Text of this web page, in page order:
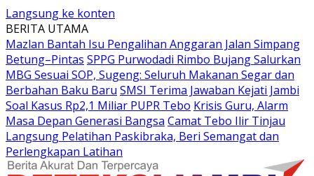
Langsung ke konten
BERITA UTAMA
Mazlan Bantah Isu Pengalihan Anggaran Jalan Simpang
Betung–Pintas SPPG Purwodadi Rimbo Bujang Salurkan
MBG Sesuai SOP, Sugeng: Seluruh Makanan Segar dan
Berbahan Baku Baru SMSI Terima Jawaban Kejati Jambi
Soal Kasus Rp2,1 Miliar PUPR Tebo Krisis Guru, Alarm
Masa Depan Generasi Bangsa Camat Tebo Ilir Tinjau
Langsung Pelatihan Paskibraka, Beri Semangat dan
Perlengkapan Latihan